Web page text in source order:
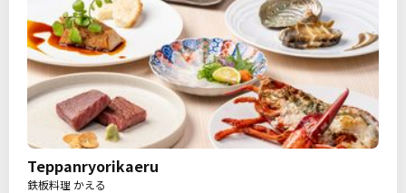
Teppanryorikaeru
鉄板料理 かえる